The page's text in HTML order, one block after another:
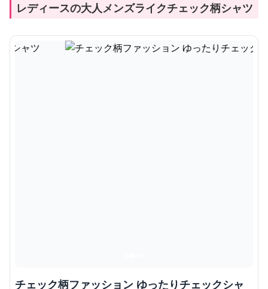
レディースの大人メンズライクチェック柄シャツ
チェック柄ファッション ゆったりチェックシャ